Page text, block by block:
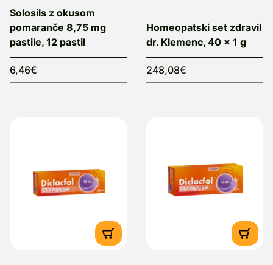
Solosils z okusom
pomaranče 8,75 mg
pastile, 12 pastil
6,46€
Homeopatski set zdravil
dr. Klemenc, 40 x 1 g
248,08€